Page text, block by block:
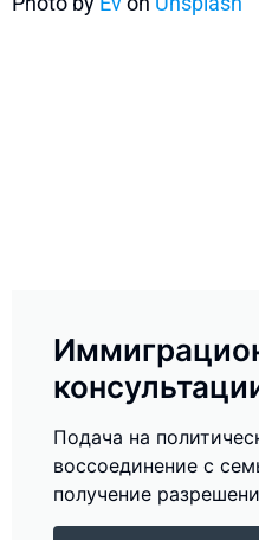
Подача на
воссоединение с
получение